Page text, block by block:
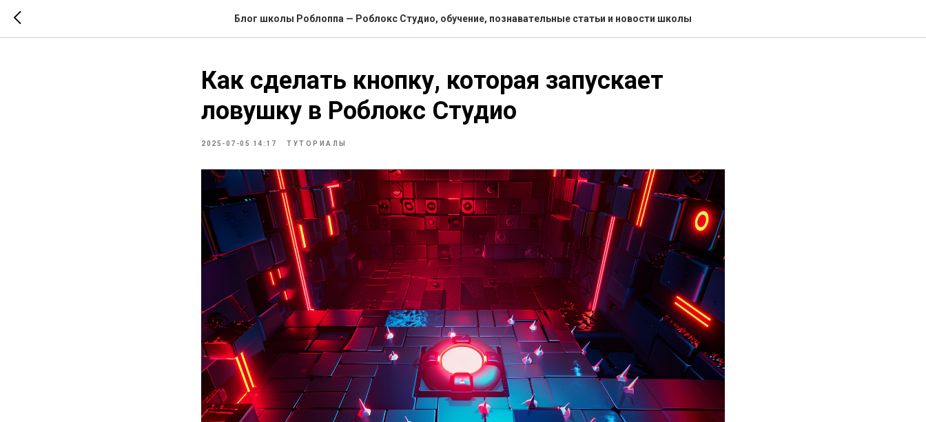
Блог школы Роблоппа — Роблокс Студио, обучение, познавательные статьи и новости школы
Как сделать кнопку, которая запускает
ловушку в Роблокс Студио
2025-07-05 14:17 ТУТОРИАЛЫ